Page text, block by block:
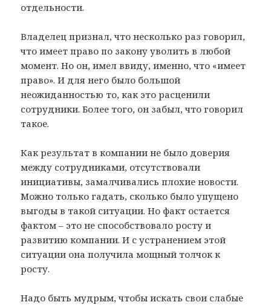
отдельности.
Владелец признал, что несколько раз говорил,
что имеет право по закону уволить в любой
момент. Но он, имел ввиду, именно, что «имеет
право». И для него было большой
неожиданностью то, как это расценили
сотрудники. Более того, он забыл, что говорил
такое.
Как результат в компании не было доверия
между сотрудниками, отсутствовали
инициативы, замалчивались плохие новости.
Можно только гадать, сколько было упущено
выгоды в такой ситуации. Но факт остается
фактом – это не способствовало росту и
развитию компании. И с устранением этой
ситуации она получила мощный толчок к
росту.
Надо быть мудрым, чтобы искать свои слабые